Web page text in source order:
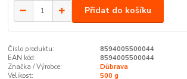
Přidat do košíku
Číslo produktu:
8594005500044
EAN kód:
8594005500044
Značka / Výrobce:
Důbrava
Velikost:
500 g